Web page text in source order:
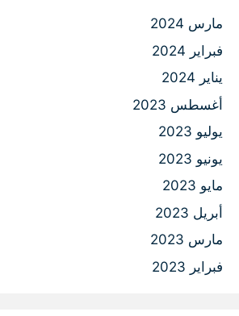
مارس 2024
فبراير 2024
يناير 2024
أغسطس 2023
يوليو 2023
يونيو 2023
مايو 2023
أبريل 2023
مارس 2023
فبراير 2023